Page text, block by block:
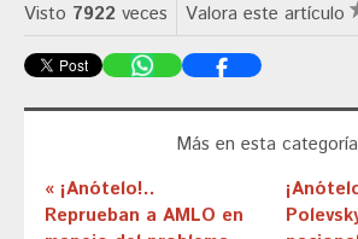
Visto 7922 veces Valora este artículo
Más en esta
« ¡Anótelo!..
Reprueban a AMLO en